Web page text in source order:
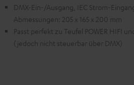
DMX-Ein-/Ausgang, IEC Strom-
Abmessungen: 205 x 165 x 200 mm
Passt perfekt zu Teufel POWER HIFI
(jedoch nicht steuerbar über DMX)